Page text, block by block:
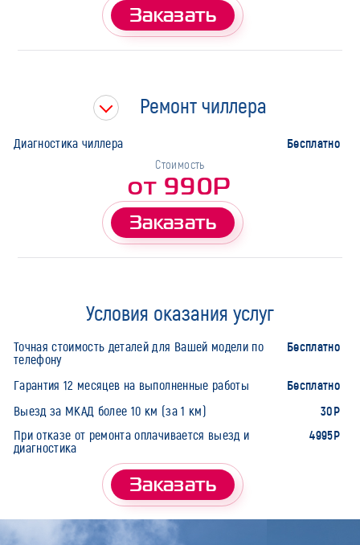
Заказать
Ремонт чиллера
Диагностика чиллера Бесплатно
Стоимость
от 990Р
Заказать
Условия оказания услуг
Точная стоимость деталей для Вашей модели по
телефону
Бесплатно
Гарантия 12 месяцев на выполненные работы Бесплатно
Выезд за МКАД более 10 км (за 1 км) 30Р
При отказе от ремонта оплачивается выезд и
диагностика
4995Р
Заказать